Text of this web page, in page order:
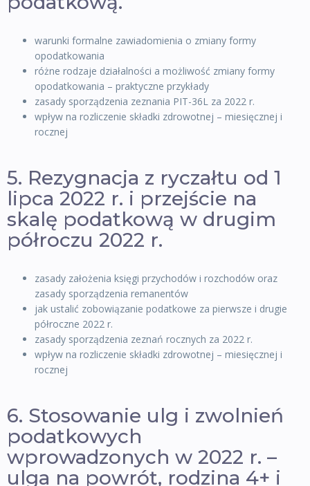
warunki formalne zawiadomienia o zmiany formy
opodatkowania
różne rodzaje działalności a możliwość zmiany formy
opodatkowania – praktyczne przykłady
zasady sporządzenia zeznania PIT-36L za 2022 r.
wpływ na rozliczenie składki zdrowotnej – miesięcznej i
rocznej
5. Rezygnacja z ryczałtu od 1
lipca 2022 r. i przejście na
skalę podatkową w drugim
półroczu 2022 r.
zasady założenia księgi przychodów i rozchodów oraz
zasady sporządzenia remanentów
jak ustalić zobowiązanie podatkowe za pierwsze i drugie
półroczne 2022 r.
zasady sporządzenia zeznań rocznych za 2022 r.
wpływ na rozliczenie składki zdrowotnej – miesięcznej i
rocznej
6. Stosowanie ulg i zwolnień
podatkowych
wprowadzonych w 2022 r. –
ulga na powrót, rodzina 4+ i